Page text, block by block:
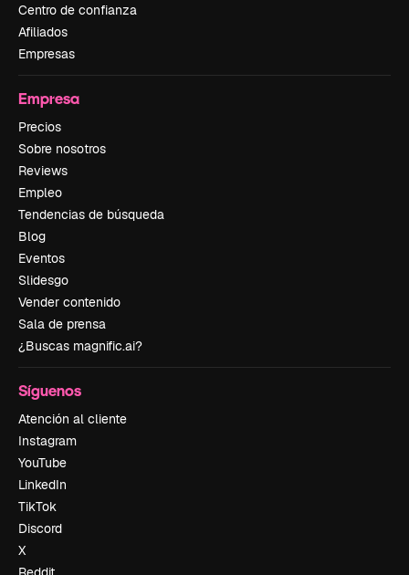
Centro de confianza
Afiliados
Empresas
Empresa
Precios
Sobre nosotros
Reviews
Empleo
Tendencias de búsqueda
Blog
Eventos
Slidesgo
Vender contenido
Sala de prensa
¿Buscas magnific.ai?
Síguenos
Atención al cliente
Instagram
YouTube
LinkedIn
TikTok
Discord
X